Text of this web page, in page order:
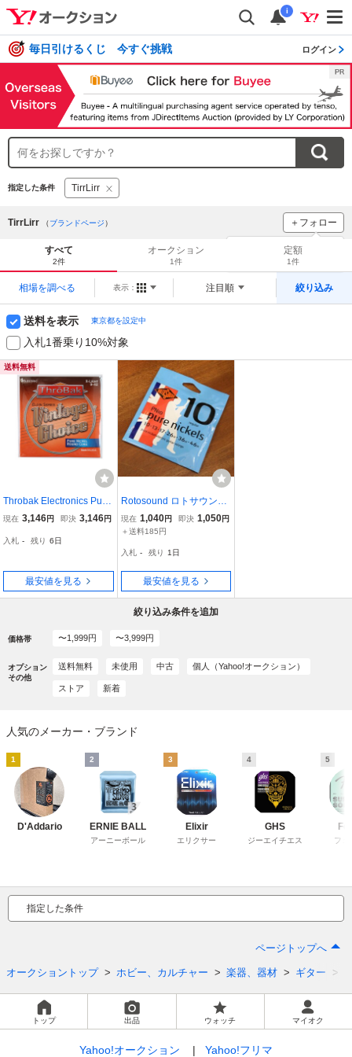
i
毎日引けるくじ 今すぐ挑戦 ログイン
指定した条件 TirrLirr
TirrLirr （ブランドページ） ＋フォロー
ブランドをフォロー
をチェック！
すべて
2件
オークション
1件
定額
1件
相場を調べる 表示： 注目順 絞り込み
送料を表示 東京都を設定中
入札1番乗り10%対象
送料無料
Throbak Electronics Pure
Nickel Round Core X-Lig
弦
現在 3,146円 即決 3,146円
入札 - 残り 6日
最安値を見る
Rotosound ロトサウンド
Pure Nickels Regular Pur
e Nickel, PN10 (.010-.04
ケル
現在 1,040円 即決 1,050円
＋送料185円
入札 - 残り 1日
最安値を見る
絞り込み条件を追加
価格帯 〜1,999円 〜3,999円
オプション
その他
送料無料 未使用 中古 個人（Yahoo!オークション）
ストア 新着
人気のメーカー・ブランド
1
D'Addario
2
ERNIE BALL
アーニーボール
3
Elixir
エリクサー
4
GHS
ジーエイチエス
5
フェ
指定した条件
ページトップへ
オークショントップ ホビー、カルチャー 楽器、器材 ギター
トップ 出品 ウォッチ マイオク
Yahoo!オークション Yahoo!フリマ